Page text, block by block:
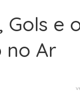
Gols e
no Ar